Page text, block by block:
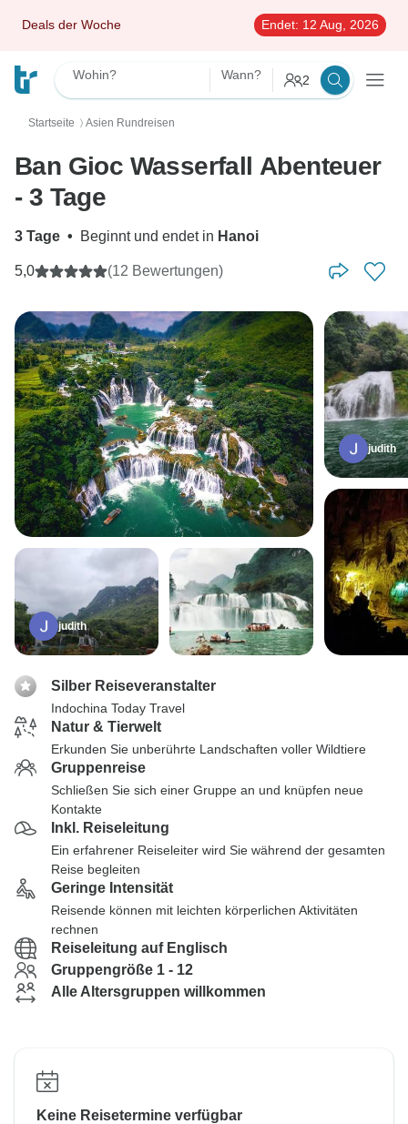
Deals der Woche Endet: 12 Aug, 2026
Wohin? Wann? 2
Startseite 〉 Asien Rundreisen
Ban Gioc Wasserfall Abenteuer
- 3 Tage
3 Tage • Beginnt und endet in Hanoi
5,0 (12 Bewertungen)
judith
judith
Silber Reiseveranstalter
Indochina Today Travel
Natur & Tierwelt
Erkunden Sie unberührte Landschaften voller Wildtiere
Gruppenreise
Schließen Sie sich einer Gruppe an und knüpfen neue
Kontakte
Inkl. Reiseleitung
Ein erfahrener Reiseleiter wird Sie während der gesamten
Reise begleiten
Geringe Intensität
Reisende können mit leichten körperlichen Aktivitäten
rechnen
Reiseleitung auf Englisch
Gruppengröße 1 - 12
Alle Altersgruppen willkommen
Keine Reisetermine verfügbar